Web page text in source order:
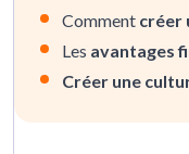
Comment créer
Les avantages
Créer une